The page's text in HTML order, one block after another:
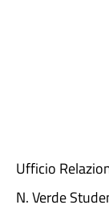
Ufficio
N. Verde